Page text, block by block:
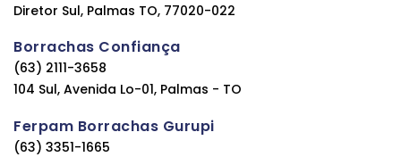
Diretor Sul, Palmas TO, 77020-022
Borrachas Confiança
(63) 2111-3658
104 Sul, Avenida Lo-01, Palmas - TO
Ferpam Borrachas Gurupi
(63) 3351-1665